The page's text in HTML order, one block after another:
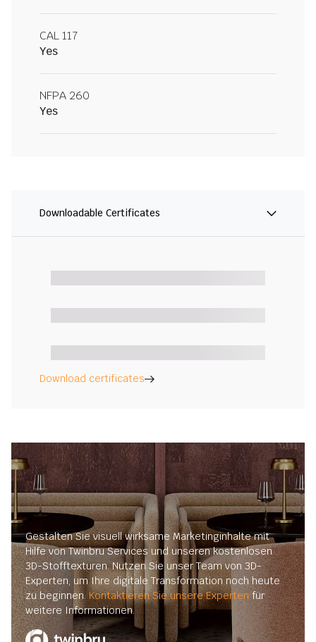
CAL 117
Yes
NFPA 260
Yes
Downloadable Certificates
Download certificates
Gestalten Sie visuell wirksame Marketinginhalte mit
Hilfe von Twinbru Services und unseren kostenlosen
3D-Stofftexturen. Nutzen Sie unser Team von 3D-
Experten, um Ihre digitale Transformation noch heute
zu beginnen.Kontaktieren Sie unsere Expertenfür
weitere Informationen.